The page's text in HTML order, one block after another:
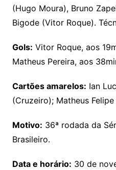
(Hugo Moura), Bruno
Bigode (Vitor Roque).
Gols: Vitor Roque, aos
Matheus Pereira, aos
Cartões amarelos: Ian
(Cruzeiro); Matheus
Motivo: 36ª rodada da
Brasileiro.
Data e horário: 30 de